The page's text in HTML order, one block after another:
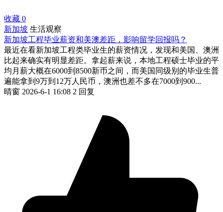
收藏 0
新加坡 生活观察
新加坡工程毕业薪资和美澳差距，影响留学回报吗？
最近在看新加坡工程类毕业生的薪资情况，发现和美国、澳洲
比起来确实有明显差距。拿起薪来说，本地工程硕士毕业的平
均月薪大概在6000到8500新币之间，而美国同级别的毕业生普
遍能拿到9万到12万人民币，澳洲也差不多在7000到900...
晴窗 2026-6-1 16:08 2 回复